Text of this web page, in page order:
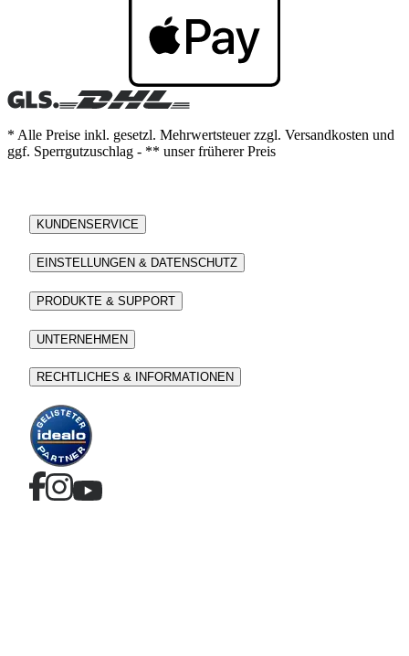
* Alle Preise inkl. gesetzl. Mehrwertsteuer zzgl. Versandkosten und
ggf. Sperrgutzuschlag - ** unser früherer Preis
KUNDENSERVICE
EINSTELLUNGEN & DATENSCHUTZ
PRODUKTE & SUPPORT
UNTERNEHMEN
RECHTLICHES & INFORMATIONEN